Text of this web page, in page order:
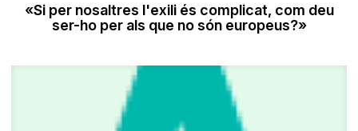
«Si per nosaltres l'exili és complicat, com deu
ser-ho per als que no són europeus?»